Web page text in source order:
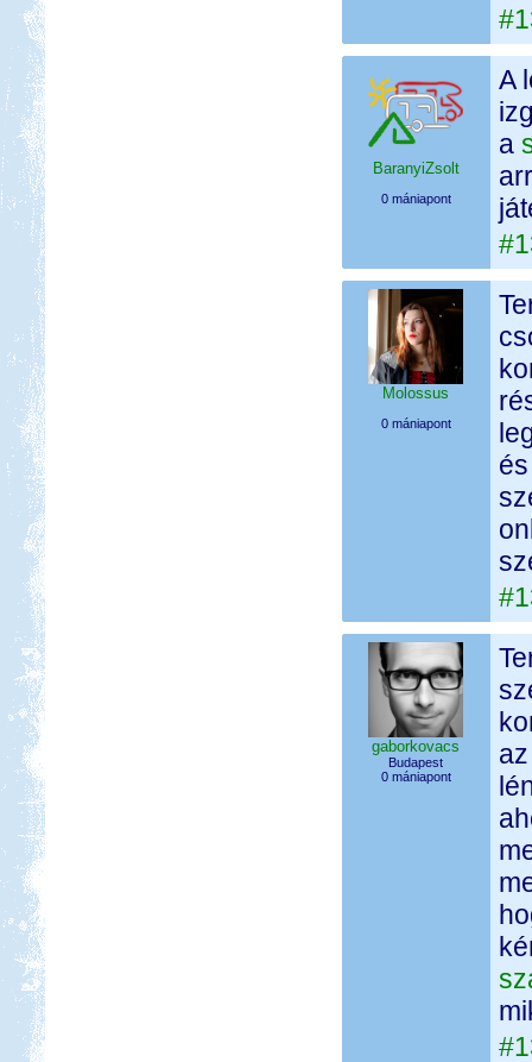
BaranyiZsolt
0 mániapont
A
a
Molossus
0 mániapont
gaborkovacs
Budapest
0 mániapont